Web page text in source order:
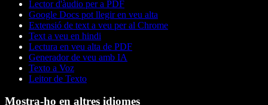
Lector d'àudio per a PDF
Google Docs pot llegir en veu alta
Extensió de text a veu per al Chrome
Text a veu en hindi
Lectura en veu alta de PDF
Generador de veu amb IA
Texto a Voz
Leitor de Texto
Mostra-ho en altres idiomes